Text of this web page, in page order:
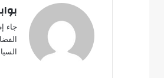
جاء